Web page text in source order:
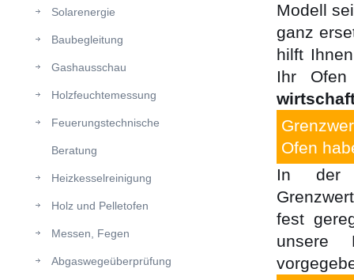
Modell
ganz
hilft
Ihr
Ofen
In der
fest
unsere
Solarenergie
Baubegleitung
Gashausschau
Holzfeuchtemessung
Feuerungstechnische
Beratung
Heizkesselreinigung
Holz und Pelletofen
Messen, Fegen
Abgaswegeüberprüfung